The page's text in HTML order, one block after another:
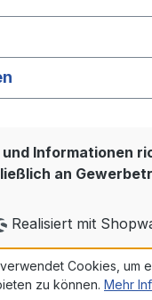
Informationen
an
Realisiert mit
Cookies, um
zu können. Mehr